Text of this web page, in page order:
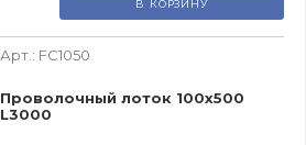
В КОРЗИНУ
Арт.: FC1050
Проволочный лоток 100х500
L3000